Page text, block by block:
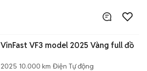
VinFast VF3 model 2025 Vàng full đồ
2025 10.000 km Điện Tự động